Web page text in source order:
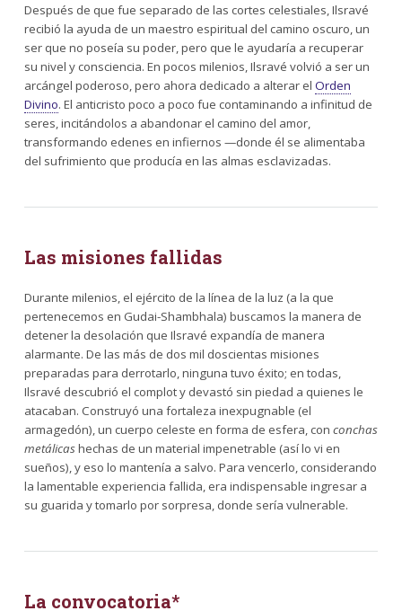
Después de que fue separado de las cortes celestiales, Ilsravé
recibió la ayuda de un maestro espiritual del camino oscuro, un
ser que no poseía su poder, pero que le ayudaría a recuperar
su nivel y consciencia. En pocos milenios, Ilsravé volvió a ser un
arcángel poderoso, pero ahora dedicado a alterar el Orden
Divino. El anticristo poco a poco fue contaminando a infinitud de
seres, incitándolos a abandonar el camino del amor,
transformando edenes en infiernos —donde él se alimentaba
del sufrimiento que producía en las almas esclavizadas.
Las misiones fallidas
Durante milenios, el ejército de la línea de la luz (a la que
pertenecemos en Gudai-Shambhala) buscamos la manera de
detener la desolación que Ilsravé expandía de manera
alarmante. De las más de dos mil doscientas misiones
preparadas para derrotarlo, ninguna tuvo éxito; en todas,
Ilsravé descubrió el complot y devastó sin piedad a quienes le
atacaban. Construyó una fortaleza inexpugnable (el
armagedón), un cuerpo celeste en forma de esfera, con conchas
metálicashechas de un material impenetrable (así lo vi en
sueños), y eso lo mantenía a salvo. Para vencerlo, considerando
la lamentable experiencia fallida, era indispensable ingresar a
su guarida y tomarlo por sorpresa, donde sería vulnerable.
La convocatoria*